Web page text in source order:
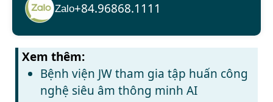
Zalo+84.96868.1111
Xem thêm:
Bệnh viện JW tham gia tập huấn công
nghệ siêu âm thông minh AI